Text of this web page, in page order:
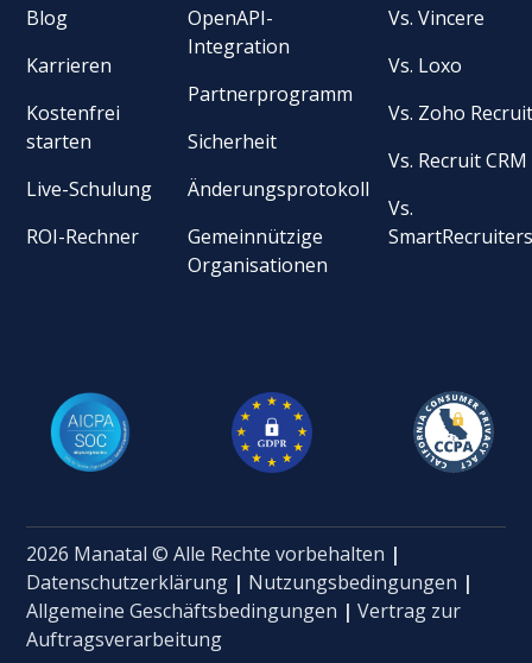
Blog
Karrieren
Kostenfrei
starten
Live-Schulung
ROI-Rechner
OpenAPI-
Integration
Partnerprogramm
Sicherheit
Änderungsprotokoll
Gemeinnützige
Organisationen
Vs. Vincere
Vs. Loxo
Vs. Zoho
Vs. Recruit CRM
Vs.
2026 Manatal © Alle Rechte vorbehalten |
Datenschutzerklärung | Nutzungsbedingungen |
Allgemeine Geschäftsbedingungen | Vertrag zur
Auftragsverarbeitung